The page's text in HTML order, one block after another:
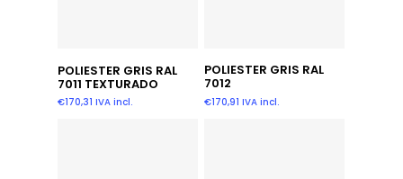
Añadir Al Carrito
POLIESTER GRIS RAL
7011 TEXTURADO
€170,31 IVA incl.
Añadir Al Carrito
POLIESTER GRIS RAL
7012
€170,91 IVA incl.